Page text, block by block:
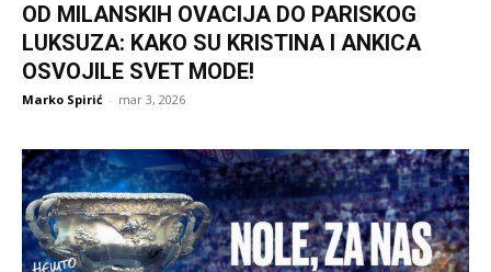
OD MILANSKIH OVACIJA DO PARISKOG
LUKSUZA: KAKO SU KRISTINA I ANKICA
OSVOJILE SVET MODE!
Marko Spirić - mar 3, 2026